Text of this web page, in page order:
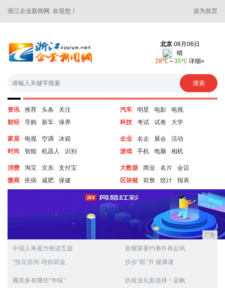
浙江企业新闻网 欢迎您！ 设为首页
资讯 推荐 头条
关注
财经
导购 新车 保养
汽车 明星 电影
电视
科技
考试 试卷 大学
家居 电视 空调
冰箱
时尚
智能 机器人 识别
企业 名企 展会
活动
游戏
手机 电脑 相机
消费 淘宝 京东
支付宝
微商
疾病 减肥 保健
大数据 商业 名片
会议
区块链
前詹 统计 报表
广告
中国人寿着力推进五篇
“技在苏州·培你就业
新耀莱要约事件再起风
步步“糕”升 健康速
圃美多有哪些“年味”
防疫送礼新选择！蓝帆